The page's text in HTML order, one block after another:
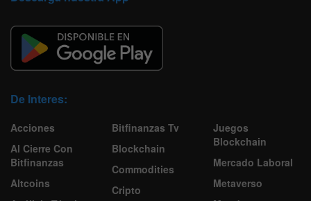
De Interes:
Acciones
Al Cierre Con
Bitfinanzas
Altcoins
Bitfinanzas Tv
Blockchain
Commodities
Cripto
Juegos
Blockchain
Mercado Laboral
Metaverso